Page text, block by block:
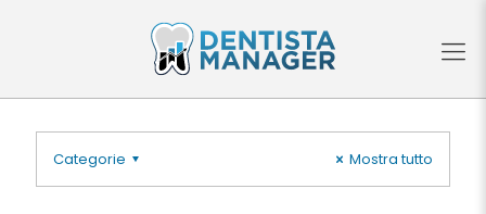
Categorie Mostra tutto